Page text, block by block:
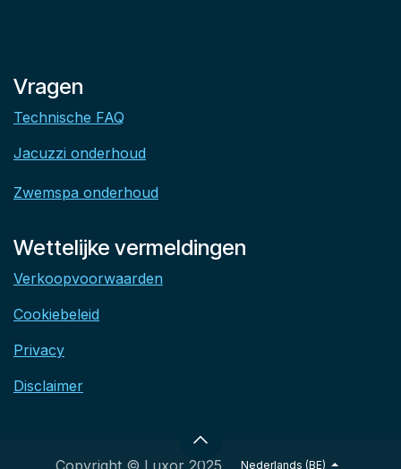
Vragen
Technische FAQ
Jacuzzi onderhoud
Zwemspa onderhoud
Wettelijke vermeldingen
Verkoopvoorwaarden
Cookiebeleid
Privacy
Disclaimer
Nederlands (BE)